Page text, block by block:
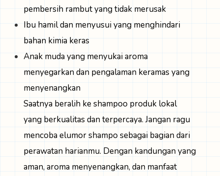
pembersih rambut yang tidak merusak
Ibu hamil dan menyusui yang menghindari
bahan kimia keras
Anak muda yang menyukai aroma
menyegarkan dan pengalaman keramas yang
menyenangkan
Saatnya beralih ke shampoo produk lokal
yang berkualitas dan terpercaya. Jangan ragu
mencoba elumor shampo sebagai bagian dari
perawatan harianmu. Dengan kandungan yang
aman, aroma menyenangkan, dan manfaat